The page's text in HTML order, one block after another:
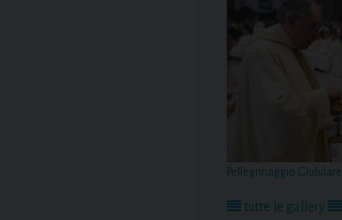
Pellegrinaggio Giubilare
tutte le gallery